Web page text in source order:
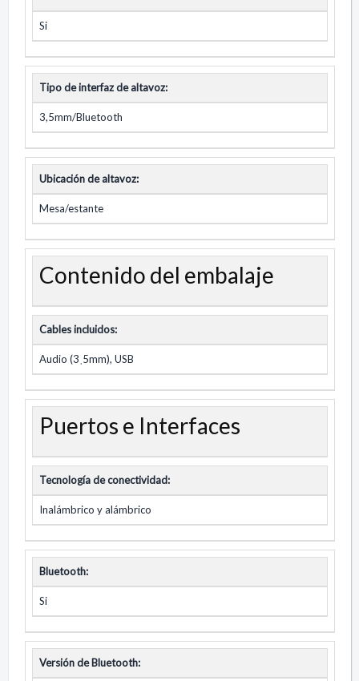
Si
Tipo de interfaz de altavoz:
3,5mm/Bluetooth
Ubicación de altavoz:
Mesa/estante
Contenido del embalaje
Cables incluidos:
Audio (3ˌ5mm), USB
Puertos e Interfaces
Tecnología de conectividad:
Inalámbrico y alámbrico
Bluetooth:
Si
Versión de Bluetooth: